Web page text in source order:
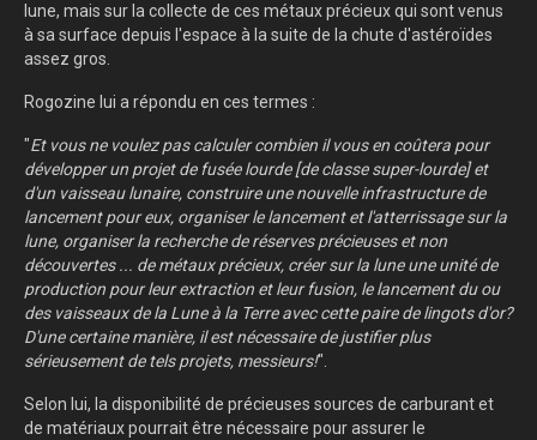
lune, mais sur la collecte de ces métaux précieux qui sont venus
à sa surface depuis l'espace à la suite de la chute d'astéroïdes
assez gros.
Rogozine lui a répondu en ces termes :
"Et vous ne voulez pas calculer combien il vous en coûtera pour
développer un projet de fusée lourde [de classe super-lourde] et
d'un vaisseau lunaire, construire une nouvelle infrastructure de
lancement pour eux, organiser le lancement et l'atterrissage sur la
lune, organiser la recherche de réserves précieuses et non
découvertes ... de métaux précieux, créer sur la lune une unité de
production pour leur extraction et leur fusion, le lancement du ou
des vaisseaux de la Lune à la Terre avec cette paire de lingots d'or?
D'une certaine manière, il est nécessaire de justifier plus
sérieusement de tels projets, messieurs!".
Selon lui, la disponibilité de précieuses sources de carburant et
de matériaux pourrait être nécessaire pour assurer le